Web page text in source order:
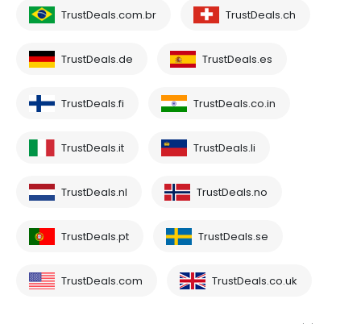
TrustDeals.com.br TrustDeals.ch
TrustDeals.de TrustDeals.es
TrustDeals.fi TrustDeals.co.in
TrustDeals.it TrustDeals.li
TrustDeals.nl TrustDeals.no
TrustDeals.pt TrustDeals.se
TrustDeals.com TrustDeals.co.uk